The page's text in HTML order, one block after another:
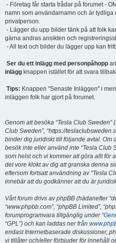
- Företag får starta trådar på forumet -
namn som användarnamn och är tydliga
privatperson.
- Lägger du upp bilder tänk på att folk
gärna andras ansikten och
- All text och bilder du lägger upp kan
Ser du ett inlägg med personpåhopp
inlägg knappen istället för att svara
Tips: Knappen "Senaste Inläggen" i
inläggen folk har gjort på forumet.
Genom att besöka “Tesla Club Sweden”
Club Sweden”, “https://
binder dig juridiskt till följande avtal. Om
besök inte eller använd inte “Tesla Club
som helst och vi kommer att göra allt för
det vore klokt av dig att granska denna
eftersom fortsatt användning av “Tesla
innebär att du godkänner att du är
Vårt forum drivs av phpBB (hädanefter
“www.phpbb.com”, “phpBB Limited”,
forumprogramvara tillgänglig under “
“GPL”) och kan laddas ner från
endast Internetbaserade diskussioner,
vi tillåter och/eller förbjuder för innehåll